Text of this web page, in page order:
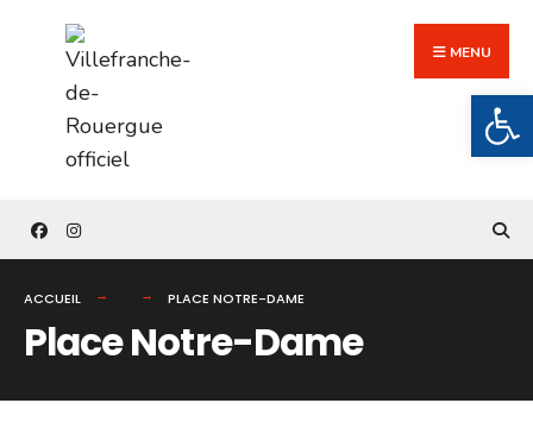
content
MENU
ACCUEIL PLACE NOTRE-DAME
Place Notre-Dame
for: